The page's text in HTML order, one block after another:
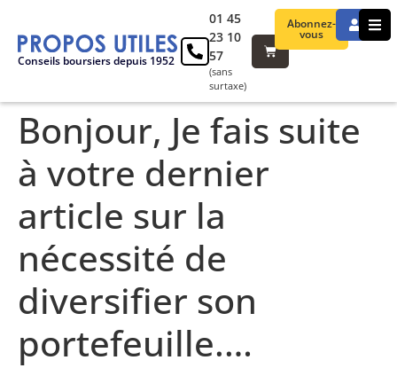
Conseils boursiers depuis 1952
Abonnez-
vous
01 45
23 10
57
(sans
surtaxe)
Bonjour, Je fais suite
à votre dernier
article sur la
nécessité de
diversifier son
portefeuille.…